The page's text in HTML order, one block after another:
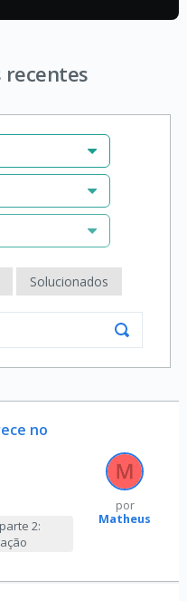
recentes
Solucionados
no
2:
por
Matheus